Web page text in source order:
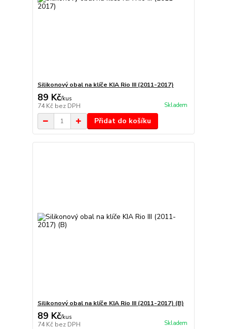
Silikonový obal na klíče KIA Rio III (2011-2017)
89 Kč/kus
74 Kč bez DPH Skladem
Přidat do košíku
Silikonový obal na klíče KIA Rio III (2011-2017) (B)
89 Kč/kus
74 Kč bez DPH Skladem